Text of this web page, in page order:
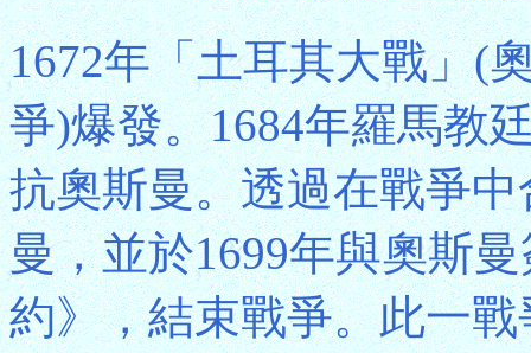
1672年「土耳其大戰」(
爭)爆發。1684年羅馬教
抗奧斯曼。透過在戰爭
曼，並於1699年與奧斯
約》，結束戰爭。此一